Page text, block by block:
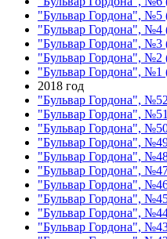
"Бульвар Гордона", №5
"Бульвар Гордона", №4
"Бульвар Гордона", №3
"Бульвар Гордона", №2
"Бульвар Гордона", №1
2018 год
"Бульвар Гордона",
"Бульвар Гордона",
"Бульвар Гордона",
"Бульвар Гордона",
"Бульвар Гордона",
"Бульвар Гордона",
"Бульвар Гордона",
"Бульвар Гордона",
"Бульвар Гордона",
"Бульвар Гордона",